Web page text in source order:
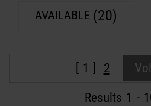
WATERSNIJMACHINES
AVAILABLE (20)
1 2
Results 1 -